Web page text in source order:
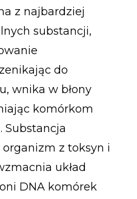
z najbardziej
substancji,
do
wnika w błony
komórkom
Substancja
z toksyn i
układ
DNA komórek